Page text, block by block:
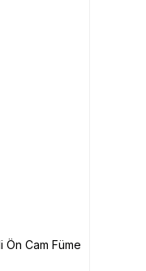
Ön Cam Füme